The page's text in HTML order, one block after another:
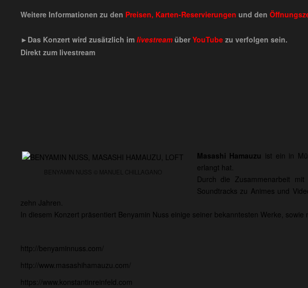
Weitere Informationen zu den Preisen, Karten-Reservierungen und den
►Das Konzert wird zusätzlich im livestream über YouTube zu verfolgen sein.
Direkt zum livestream
Masashi Hamauzu ist ein in
erlangt hat.
Durch die Zusammenarbeit
Soundtracks zu Animes und
zehn Jahren.
In diesem Konzert präsentiert Benyamin Nuss einige seiner bekanntesten Werke,
http://benyaminnuss.com/
http://www.masashihamauzu.com/
https://www.konstantinreinfeld.com